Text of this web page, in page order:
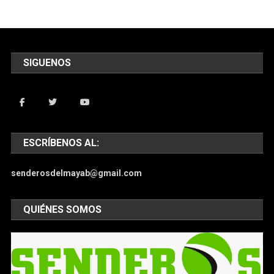
SIGUENOS
ESCRÍBENOS AL:
senderosdelmayab@gmail.com
QUIÉNES SOMOS